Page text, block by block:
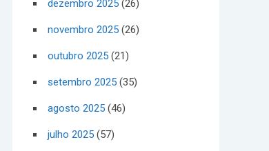
dezembro 2025 (26)
novembro 2025 (26)
outubro 2025 (21)
setembro 2025 (35)
agosto 2025 (46)
julho 2025 (57)